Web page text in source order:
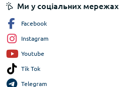
Ми у соціальних мережах
Facebook
Instagram
Youtube
Tik Tok
Telegram